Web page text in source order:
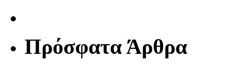
Πρόσφατα Άρθρα